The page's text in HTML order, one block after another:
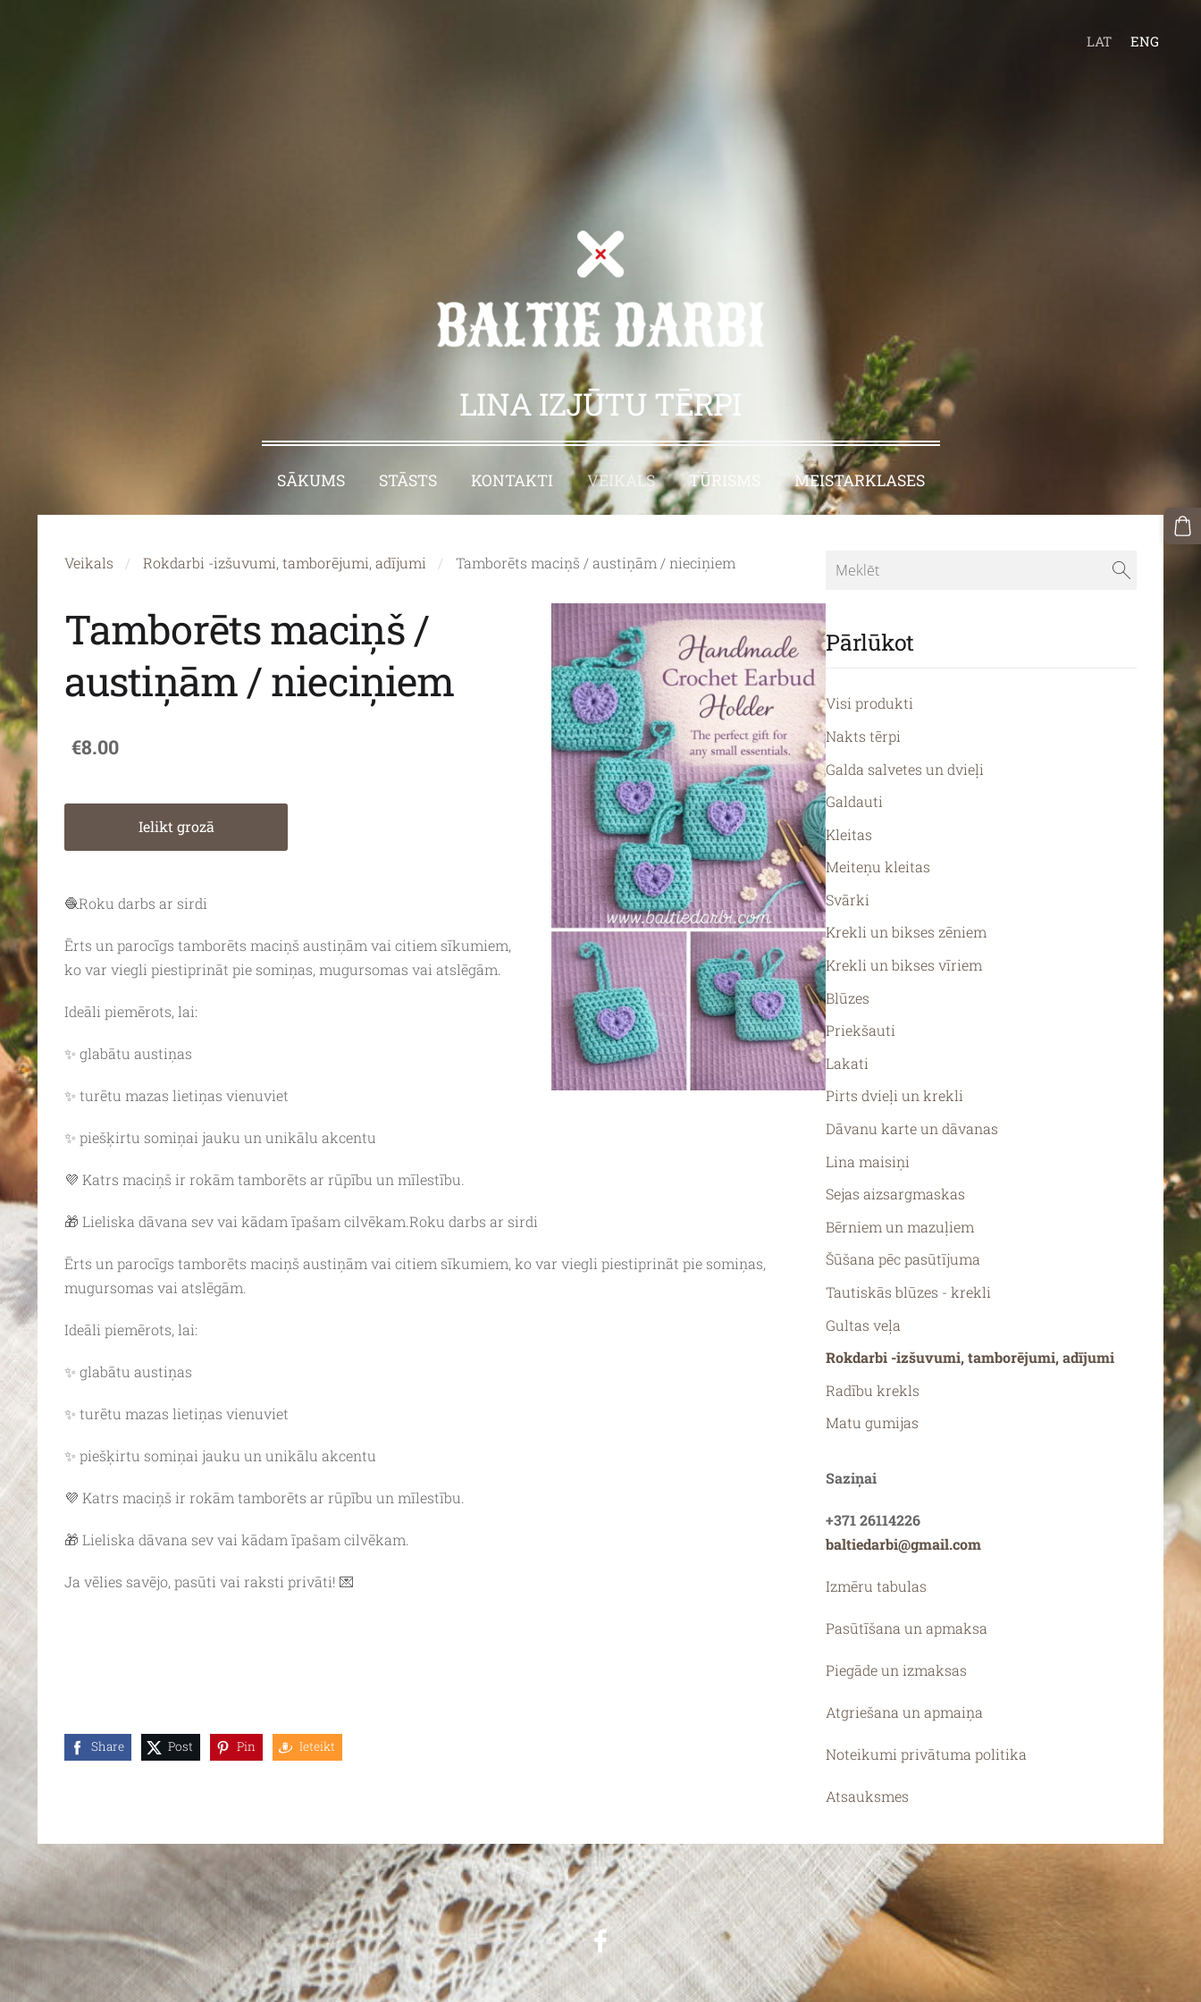
LAT ENG
LINA IZJŪTU TĒRPI
SĀKUMS STĀSTS KONTAKTI VEIKALS TŪRISMS MEISTARKLASES
Pārlūkot
Visi produkti
Nakts tērpi
Galda salvetes un dvieļi
Galdauti
Kleitas
Meiteņu kleitas
Svārki
Krekli un bikses zēniem
Krekli un bikses vīriem
Blūzes
Priekšauti
Lakati
Pirts dvieļi un krekli
Dāvanu karte un dāvanas
Lina maisiņi
Sejas aizsargmaskas
Bērniem un mazuļiem
Šūšana pēc pasūtījuma
Tautiskās blūzes - krekli
Gultas veļa
Rokdarbi -izšuvumi, tamborējumi, adījumi
Radību krekls
Matu gumijas
Saziņai
+371 26114226
baltiedarbi@gmail.com
Izmēru tabulas
Pasūtīšana un apmaksa
Piegāde un izmaksas
Atgriešana un apmaiņa
Noteikumi privātuma politika
Atsauksmes
Veikals Rokdarbi -izšuvumi, tamborējumi, adījumi Tamborēts maciņš / austiņām / nieciņiem
Tamborēts maciņš /
austiņām / nieciņiem
€8.00
Ielikt grozā
🧶Roku darbs ar sirdi
Ērts un parocīgs tamborēts maciņš austiņām vai citiem sīkumiem,
ko var viegli piestiprināt pie somiņas, mugursomas vai atslēgām.
Ideāli piemērots, lai:
✨ glabātu austiņas
✨ turētu mazas lietiņas vienuviet
✨ piešķirtu somiņai jauku un unikālu akcentu
💜 Katrs maciņš ir rokām tamborēts ar rūpību un mīlestību.
🎁 Lieliska dāvana sev vai kādam īpašam cilvēkam.Roku darbs ar sirdi
Ērts un parocīgs tamborēts maciņš austiņām vai citiem sīkumiem, ko var viegli piestiprināt pie somiņas,
mugursomas vai atslēgām.
Ideāli piemērots, lai:
✨ glabātu austiņas
✨ turētu mazas lietiņas vienuviet
✨ piešķirtu somiņai jauku un unikālu akcentu
💜 Katrs maciņš ir rokām tamborēts ar rūpību un mīlestību.
🎁 Lieliska dāvana sev vai kādam īpašam cilvēkam.
Ja vēlies savējo, pasūti vai raksti privāti! 💌
Share Post Pin Ieteikt